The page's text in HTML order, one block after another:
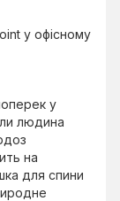
у
людина
на
для спини